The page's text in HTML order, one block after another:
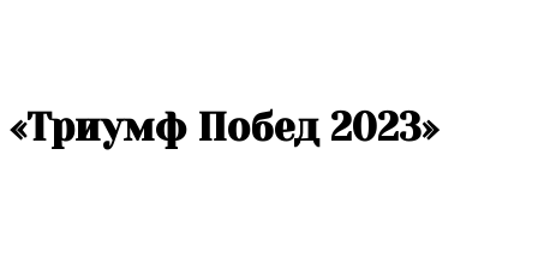
«Триумф Побед 2023»